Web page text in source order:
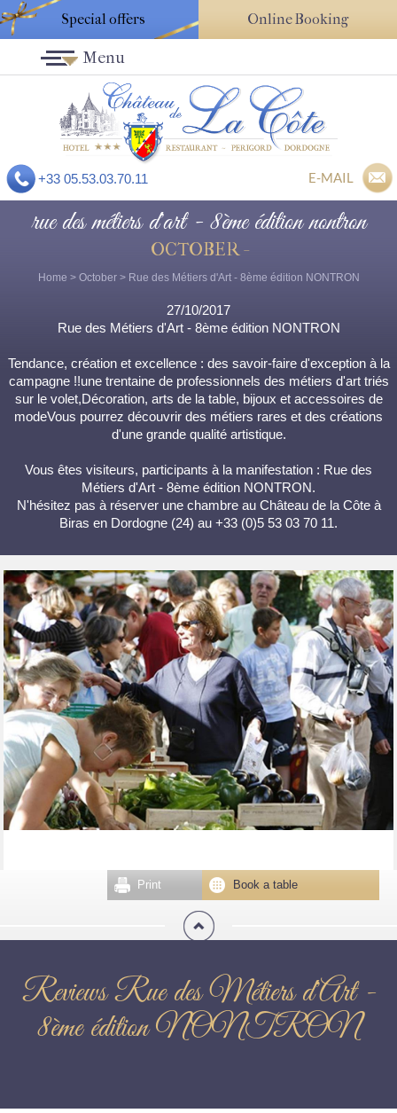
Special offers Online Booking
+33 05.53.03.70.11 E-MAIL
Menu
rue des métiers d'art - 8ème édition nontron
OCTOBER -
Home > October> Rue des Métiers d'Art - 8ème édition NONTRON
27/10/2017
Rue des Métiers d'Art - 8ème édition NONTRON
Tendance, création et excellence : des savoir-faire d'exception à la
campagne !!une trentaine de professionnels des métiers d'art triés
sur le volet,Décoration, arts de la table, bijoux et accessoires de
modeVous pourrez découvrir des métiers rares et des créations
d'une grande qualité artistique.
Vous êtes visiteurs, participants à la manifestation : Rue des
Métiers d'Art - 8ème édition NONTRON.
N'hésitez pas à réserver une chambre au Château de la Côte à
Biras en Dordogne (24) au +33 (0)5 53 03 70 11.
Book a table
Print
Reviews Rue des Métiers d'Art -
8ème édition NONTRON